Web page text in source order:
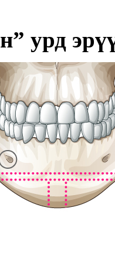
урд